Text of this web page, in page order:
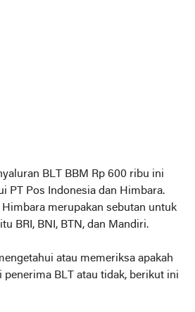
BLT BBM Rp 600 ribu ini
PT Pos Indonesia dan Himbara.
merupakan sebutan untuk
BRI, BNI, BTN, dan Mandiri.
atau memeriksa apakah
penerima BLT atau tidak, berikut ini